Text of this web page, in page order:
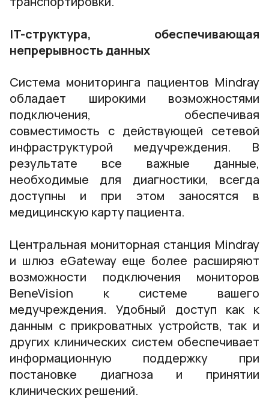
IT-структура, обеспечивающая
непрерывность данных
Система мониторинга пациентов Mindray
обладает широкими возможностями
подключения, обеспечивая
совместимость с действующей сетевой
инфраструктурой медучреждения. В
результате все важные данные,
необходимые для диагностики, всегда
доступны и при этом заносятся в
медицинскую карту пациента.
Центральная мониторная станция Mindray
и шлюз eGateway еще более расширяют
возможности подключения мониторов
BeneVision к системе вашего
медучреждения. Удобный доступ как к
данным с прикроватных устройств, так и
других клинических систем обеспечивает
информационную поддержку при
постановке диагноза и принятии
клинических решений.